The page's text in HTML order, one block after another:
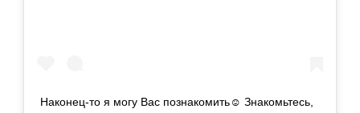
Наконец-то я могу Вас познакомить☺️ Знакомьтесь,